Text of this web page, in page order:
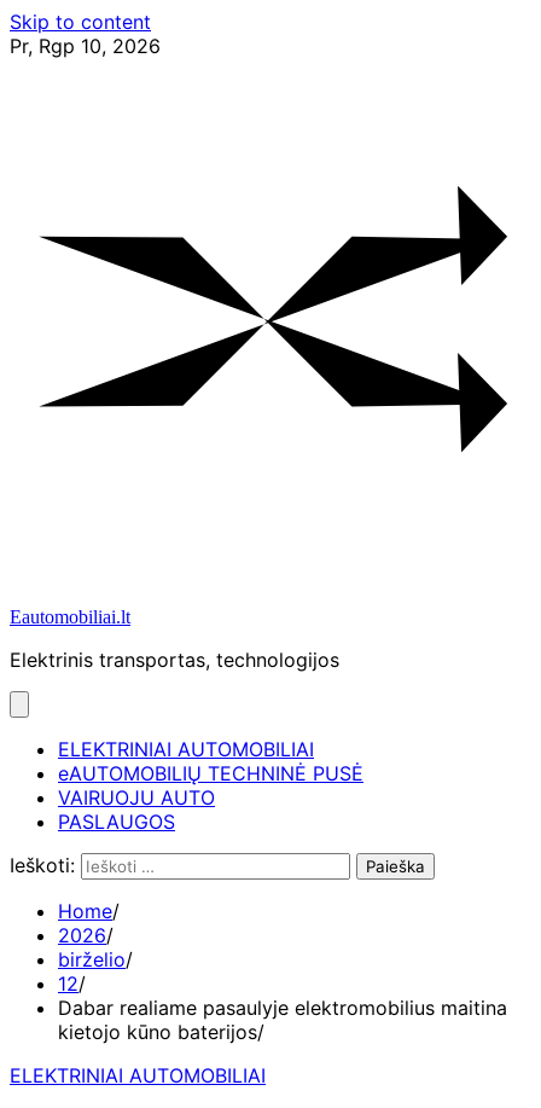
Skip to content
Pr, Rgp 10, 2026
Eautomobiliai.lt
Elektrinis transportas, technologijos
ELEKTRINIAI AUTOMOBILIAI
eAUTOMOBILIŲ TECHNINĖ PUSĖ
VAIRUOJU AUTO
PASLAUGOS
Ieškoti:
Home
2026
birželio
12
Dabar realiame pasaulyje elektromobilius maitina
kietojo kūno baterijos
ELEKTRINIAI AUTOMOBILIAI